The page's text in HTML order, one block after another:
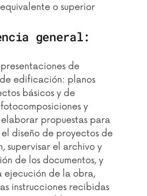
o superior
general:
de
edificación: planos
básicos y de
y
propuestas para
diseño de proyectos de
supervisar el archivo y
de los documentos, y
ejecución de la obra,
instrucciones recibidas